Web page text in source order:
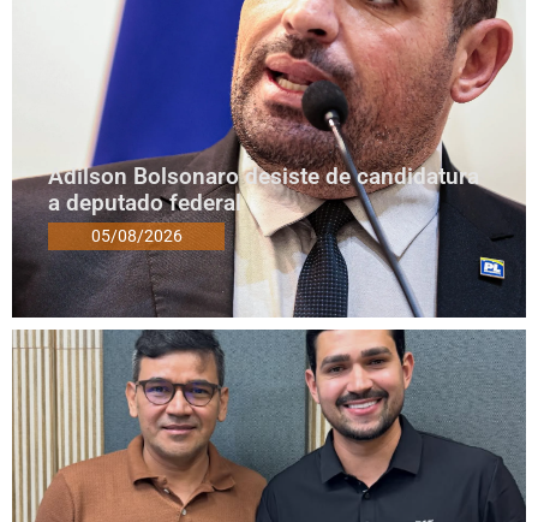
Adilson Bolsonaro desiste de candidatura
a deputado federal
05/08/2026